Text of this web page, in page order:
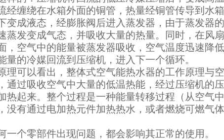
经缠绕在水箱外面的铜管，热量经铜管传导到水
变成液态，经膨胀阀后进入蒸发器，由于蒸发器
蒸发变成气态，并吸收大量的热量。同时，在风
，空气中的能量被蒸发器吸收，空气温度迅速降
量的冷媒回流到压缩机，进入下一个循环。
理可以看出，整体式空气能热水器的工作原理与
通过吸收空气中大量的低温热能，经过压缩机的
热起来。整个过程是一种能量转移过程（从空气
没有通过电加热元件加热热水，或者燃烧可燃气体
一个零部件出现问题，都会影响其正常的使用。